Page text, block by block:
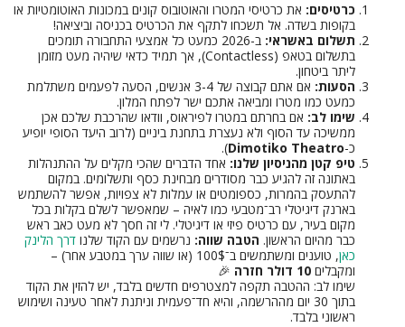
כרטיסים:את כרטיסי המטרו והאוטובוס קונים במכונות האוטומטיות או
בקופות בשדה. אל תשכחו לתקף את הכרטיס בכניסה וביציאה!
תשלום באשראי:
ב-2026 כמעט כל אמצעי התחבורה תומכים
בתשלום בטאפ (Contactless), אך תמיד כדאי שיהיה מעט מזומן
ליתר ביטחון.
הסעות:
אם אתם קבוצה של 3-4 אנשים, הסעה לפעמים משתלמת
כמעט כמו מטרו ומביאה אתכם ישר לפתח המלון.
שימו לב:אם בחרתם במטרו לפיראוס, וודאו שהרכבת שלכם אכן
ממשיכה עד הסוף ולא נעצרת בתחנת ביניים (לרוב היעד הסופי יופיע
Dimotiko Theatro
).
טיפ קטן מהניסיון שלנו:אחד הדברים שהכי מקלים על ההתנהלות
באתונה זה להגיע כבר מסודרים מבחינת כסף ותשלומים. במקום
להתעסק בהמרות, כספומטים או עמלות לא צפויות, אפשר להשתמש
בארנק דיגיטלי רב־מטבעי כמו לאיה – שמאפשר לשלם בקלות בכל
מקום בעיר, עם כרטיס פיזי או דיגיטלי. לי זה חסך לא מעט כאב ראש
כבר מהיום הראשון.הטבה שווה:נרשמים עם הקוד שלנודרך הלינק
כאן
, טוענים ומשתמשים ב־100$ (או שווה ערך במטבע אחר) –
ומקבלים10 דולר חזרה
🎉
שימו לב: ההטבה תקפה למצטרפים חדשים בלבד, יש להזין את הקוד
בתוך 30 יום מההרשמה, והיא חד־פעמית וניתנת לאחר טעינה ושימוש
ראשוני בלבד.